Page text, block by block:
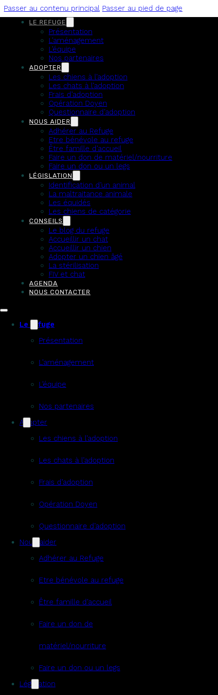
Passer au contenu principal Passer au pied de page
LE REFUGE
Présentation
L’aménagement
L’équipe
Nos partenaires
ADOPTER
Les chiens à l’adoption
Les chats à l’adoption
Frais d’adoption
Opération Doyen
Questionnaire d’adoption
NOUS AIDER
Adhérer au Refuge
Etre bénévole au refuge
Être famille d’accueil
Faire un don de matériel/nourriture
Faire un don ou un legs
LÉGISLATION
Identification d’un animal
La maltraitance animale
Les équidés
Les chiens de catégorie
CONSEILS
Le blog du refuge
Accueillir un chat
Accueillir un chien
Adopter un chien âgé
La stérilisation
FIV et chat
AGENDA
NOUS CONTACTER
Le refuge
Présentation
L’aménagement
L’équipe
Nos partenaires
Adopter
Les chiens à l’adoption
Les chats à l’adoption
Frais d’adoption
Opération Doyen
Questionnaire d’adoption
Nous aider
Adhérer au Refuge
Etre bénévole au refuge
Être famille d’accueil
Faire un don de
matériel/nourriture
Faire un don ou un legs
Législation
REFUGE DE
L'ANGOUMOIS
SPA DE MORNAC
Soutenez le refuge